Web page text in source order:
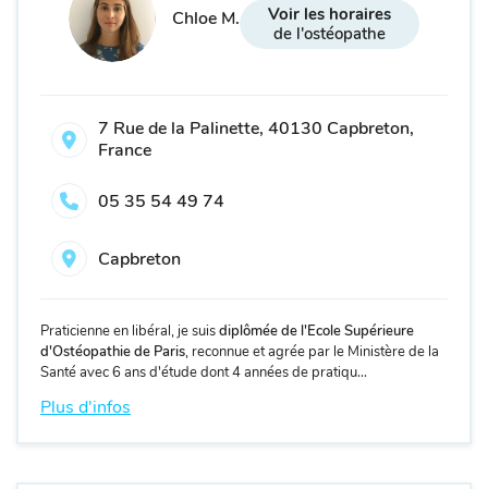
Chloe M.
Voir les horaires
de l'ostéopathe
7 Rue de la Palinette, 40130 Capbreton,
France
05 35 54 49 74
Capbreton
Praticienne en libéral, je suisdiplômée de l'Ecole Supérieure
d'Ostéopathie de Paris, reconnue et agrée par le Ministère de la
Santé avec 6 ans d'étude dont 4 années de pratiqu...
Plus d'infos